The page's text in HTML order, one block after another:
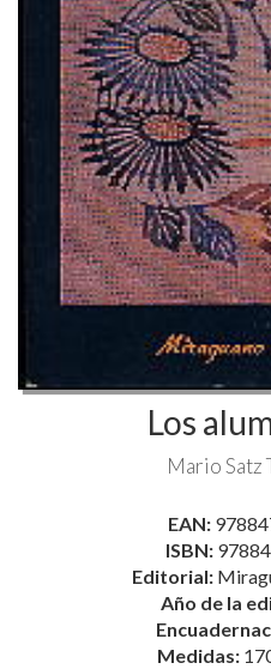
Los
Mario Satz
EAN:
ISBN:
Editorial:
Año de la
Medidas: